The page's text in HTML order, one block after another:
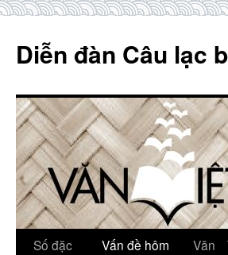
content
Diễn đàn Câu lạc
Số đặc
Vấn đề hôm
Văn